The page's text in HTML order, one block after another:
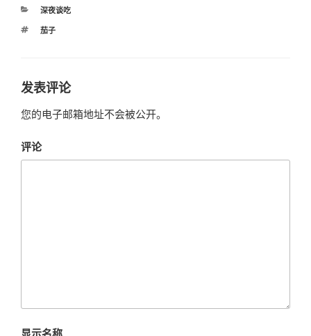
分
深夜谈吃
标
茄子
发表评论
您的电子邮箱地址不会被公开。
评论